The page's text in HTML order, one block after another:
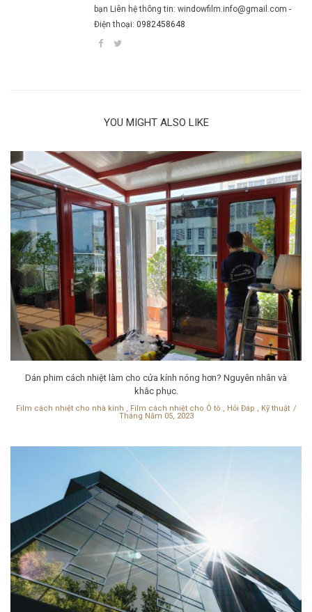
bạn Liên hệ thông tin: windowfilm.info@gmail.com -
Điện thoại: 0982458648
YOU MIGHT ALSO LIKE
Dán phim cách nhiệt làm cho cửa kính nóng hơn? Nguyên nhân và
khắc phục.
Film cách nhiệt cho nhà kính , Film cách nhiệt cho Ô tô , Hỏi Đáp , Kỹ thuật
Tháng Năm 05, 2023